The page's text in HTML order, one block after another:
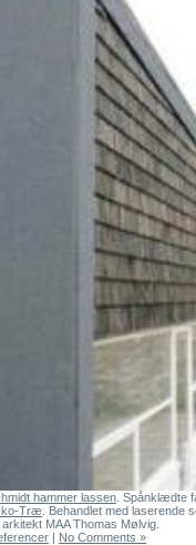
hammer lassen . Spånklædte
Træ . Behandlet med laserende
MAA Thomas Mølvig.
| No Comments »